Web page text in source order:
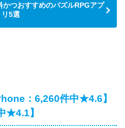
つおすすめのパズルRPGアプ
リ5選
：6,260件中★4.6】
★4.1】